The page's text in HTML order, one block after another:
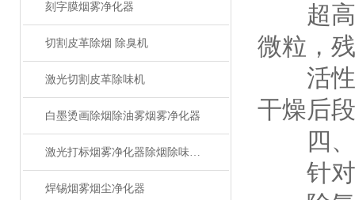
刻字膜烟雾净化器
切割皮革除烟 除臭机
激光切割皮革除味机
白墨烫画除烟除油雾烟雾净化器
激光打标烟雾净化器除烟除味设备
焊锡烟雾烟尘净化器
超高
微粒，
活性
干燥后
四、
针对